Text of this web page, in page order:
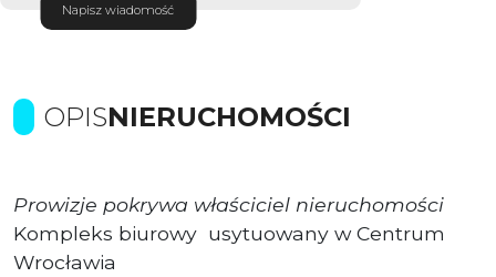
Napisz wiadomość
OPISNIERUCHOMOŚCI
Prowizje pokrywa właściciel nieruchomości
Kompleks biurowy usytuowany w Centrum
Wrocławia